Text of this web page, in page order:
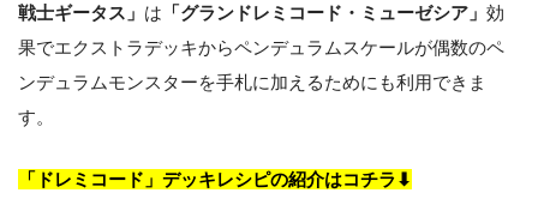
戦士ギータス」 は 「グランドレミコード・ミューゼシア」 効
果でエクストラデッキからペンデュラムスケールが偶数のペ
ンデュラムモンスターを手札に加えるためにも利用できま
す。
「ドレミコード」デッキレシピの紹介はコチラ⬇︎